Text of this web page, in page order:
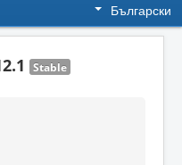
Български
Stable